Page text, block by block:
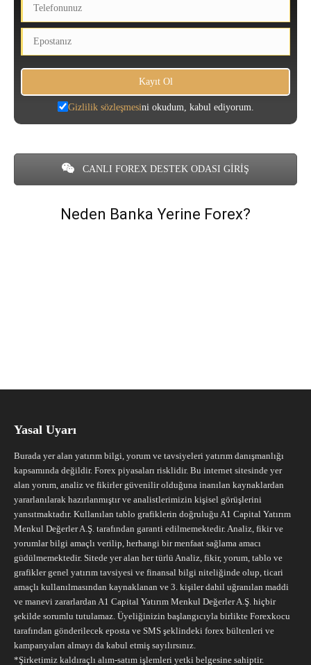
Gizlilik sözleşmesini okudum, kabul ediyorum.
CANLI FOREX DESTEK ODASI GİRİŞ
Neden Banka Yerine Forex?
Yasal Uyarı
Burada yer alan yatırım bilgi, yorum ve tavsiyeleri yatırım danışmanlığı
kapsamında değildir. Forex piyasaları risklidir. Bu internet sitesinde yer
alan yorum, analiz ve fikirler güvenilir olduğuna inanılan kaynaklardan
yararlanılarak hazırlanmıştır ve analistlerimizin kişisel görüşlerini
yansıtmaktadır. Kullanılan tablo grafiklerin doğruluğu A1 Capital Yatırım
Menkul Değerler A.Ş. tarafından garanti edilmemektedir. Analiz, fikir ve
yorumlar bilgi amaçlı verilip, herhangi bir menfaat sağlama amacı
güdülmemektedir. Sitede yer alan her türlü Analiz, fikir, yorum, tablo ve
grafikler genel yatırım tavsiyesi ve finansal bilgi niteliğinde olup, ticari
amaçlı kullanılmasından kaynaklanan ve 3. kişiler dahil uğranılan maddi
ve manevi zararlardan A1 Capital Yatırım Menkul Değerler A.Ş. hiçbir
şekilde sorumlu tutulamaz. Üyeliğinizin başlangıcıyla birlikte Forexkocu
tarafından gönderilecek eposta ve SMS şeklindeki forex bültenleri ve
kampanyaları almayı da kabul etmiş sayılırsınız.
*Şirketimiz kaldıraçlı alım-satım işlemleri yetki belgesine sahiptir.